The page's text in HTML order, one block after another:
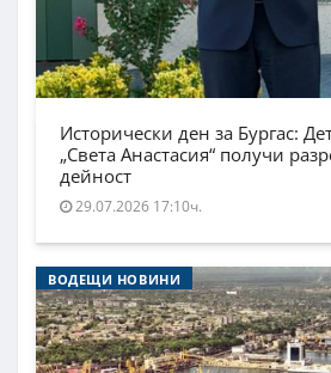
Исторически ден за Бургас:
„Света Анастасия“ получи
дейност
29.07.2026 17:10ч.
ВОДЕЩИ НОВИНИ